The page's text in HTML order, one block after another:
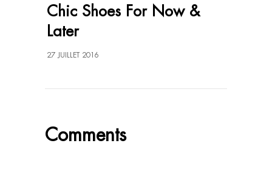
Chic Shoes For Now &
Later
27 JUILLET 2016
Comments